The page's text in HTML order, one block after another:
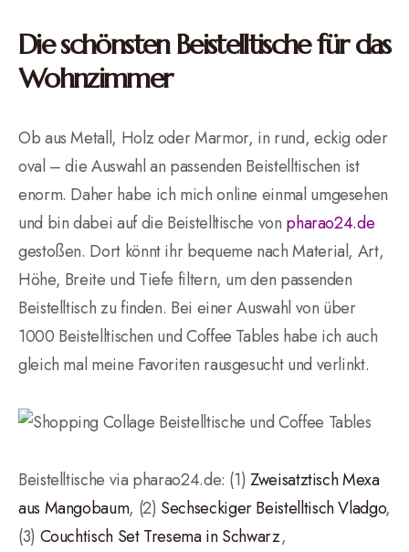
Die schönsten Beistelltische für das
Wohnzimmer
Ob aus Metall, Holz oder Marmor, in rund, eckig oder
oval – die Auswahl an passenden Beistelltischen ist
enorm. Daher habe ich mich online einmal umgesehen
und bin dabei auf die Beistelltische von pharao24.de
gestoßen. Dort könnt ihr bequeme nach Material, Art,
Höhe, Breite und Tiefe filtern, um den passenden
Beistelltisch zu finden. Bei einer Auswahl von über
1000 Beistelltischen und Coffee Tables habe ich auch
gleich mal meine Favoriten rausgesucht und verlinkt.
Beistelltische via pharao24.de: (1)Zweisatztisch Mexa
aus Mangobaum, (2) Sechseckiger Beistelltisch Vladgo,
(3) Couchtisch Set Tresema in Schwarz,